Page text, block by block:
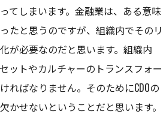
てしまいます。金融業は、ある意味
たと思うのですが、組織内でそのリ
が必要なのだと思います。組織内
ットやカルチャーのトランスフォー
ればなりません。そのためにCDOの
かせないということだと思います。